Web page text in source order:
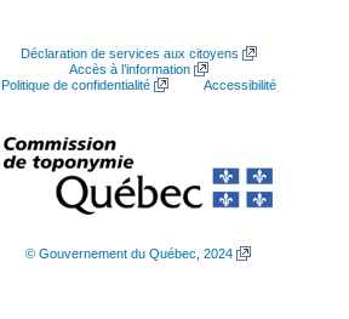
Déclaration de services aux citoyens
Accès à l’information
Politique de confidentialité
Accessibilité
© Gouvernement du Québec, 2024